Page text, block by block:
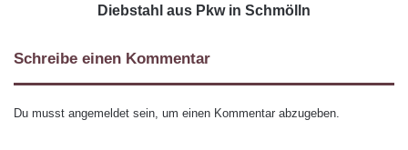
Diebstahl aus Pkw in Schmölln
Schreibe einen Kommentar
Du musst angemeldet sein, um einen Kommentar abzugeben.